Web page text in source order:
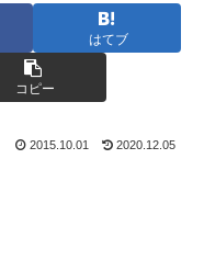
はてブ
コピー
2015.10.01 2020.12.05